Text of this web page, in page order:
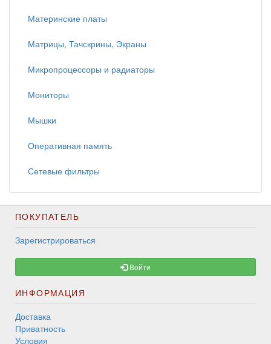
Материнские платы
Матрицы, Тачскрины, Экраны
Микропроцессоры и радиаторы
Мониторы
Мышки
Оперативная память
Сетевые фильтры
ПОКУПАТЕЛЬ
Зарегистрироваться
Войти
ИНФОРМАЦИЯ
Доставка
Приватность
Условия